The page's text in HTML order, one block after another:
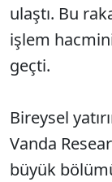
ulaştı. Bu
işlem
geçti.
Bireysel
Vanda
büyük